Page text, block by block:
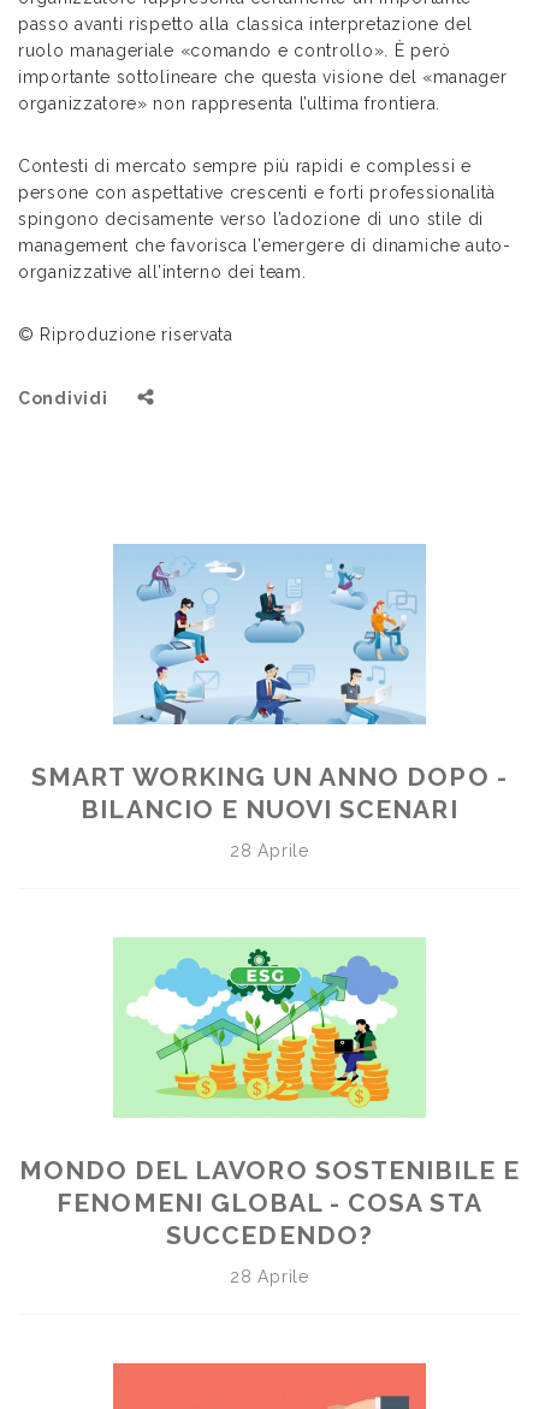
passo avanti rispetto alla classica interpretazione del
ruolo manageriale «comando e controllo». È però
importante sottolineare che questa visione del «manager
organizzatore» non rappresenta l’ultima frontiera.
Contesti di mercato sempre più rapidi e complessi e
persone con aspettative crescenti e forti professionalità
spingono decisamente verso l’adozione di uno stile di
management che favorisca l’emergere di dinamiche auto-
organizzative all’interno dei team.
© Riproduzione riservata
Condividi
SMART WORKING UN ANNO DOPO -
BILANCIO E NUOVI SCENARI
28 Aprile
MONDO DEL LAVORO SOSTENIBILE E
FENOMENI GLOBAL - COSA STA
SUCCEDENDO?
28 Aprile